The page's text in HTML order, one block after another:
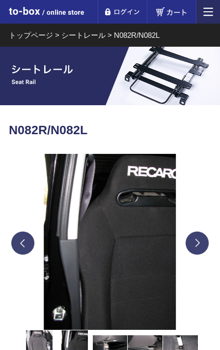
to-box online store
トップページ > シートレール> N082R/N082L
N082R/N082L